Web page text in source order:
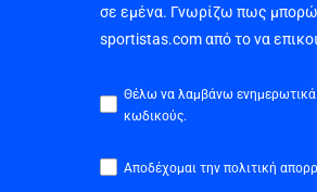
σε εμένα. Γνωρίζω πως
sportistas.com από το να
Θέλω να λαμβάνω
κωδικούς.
Αποδέχομαι την πολιτική